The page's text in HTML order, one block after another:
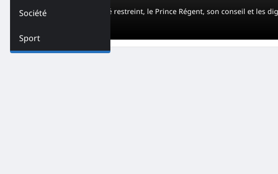
Société
Sport
Sobrement et en comité restreint, le Prince Régent, son conseil et les